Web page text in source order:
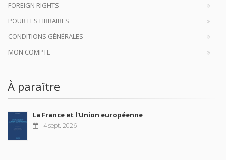
FOREIGN RIGHTS
POUR LES LIBRAIRES
CONDITIONS GÉNÉRALES
MON COMPTE
À paraître
La France et l'Union européenne
4 sept. 2026